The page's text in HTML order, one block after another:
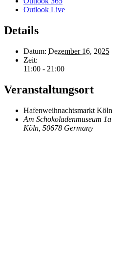
Outlook Live
Details
Datum: Dezember 16, 2025
Zeit:
11:00 - 21:00
Veranstaltungsort
Hafenweihnachtsmarkt Köln
Am Schokoladenmuseum 1a
Köln 50678 Germany